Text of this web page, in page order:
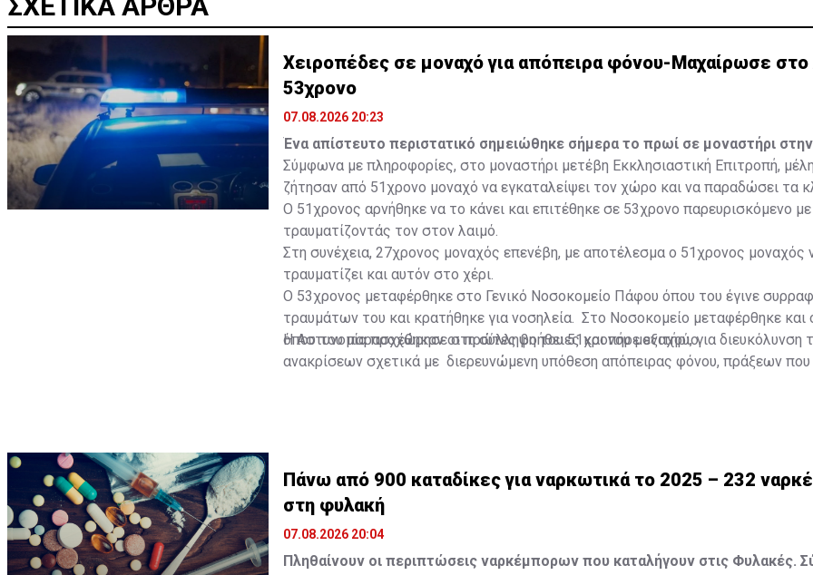
Χειροπέδες σε μοναχό για απόπειρα φόνου-Μαχαίρωσε στο
53χρονο
07.08.2026 20:23
Ένα απίστευτο περιστατικό σημειώθηκε σήμερα το πρωί σε μοναστήρι
Σύμφωνα με πληροφορίες, στο μοναστήρι μετέβη Εκκλησιαστική Επιτροπή,
ζήτησαν από 51χρονο μοναχό να εγκαταλείψει τον χώρο και να παραδώσει τα
Ο 51χρονος αρνήθηκε να το κάνει και επιτέθηκε σε 53χρονο παρευρισκόμενο με
τραυματίζοντάς τον στον λαιμό.
Στη συνέχεια, 27χρονος μοναχός επενέβη, με αποτέλεσμα ο 51χρονος μοναχός
τραυματίζει και αυτόν στο χέρι.
Ο 53χρονος μεταφέρθηκε στο Γενικό Νοσοκομείο Πάφου όπου του έγινε
τραυμάτων του και κρατήθηκε για νοσηλεία. Στο Νοσοκομείο μεταφέρθηκε και
όπου του παρασχέθηκαν οι πρώτες βοήθειες και πήρε εξιτήριο.
Η Αστυνομία προχώρησε στη σύλληψη του 51χρονου μοναχού, για διευκόλυνση
ανακρίσεων σχετικά με διερευνώμενη υπόθεση απόπειρας φόνου, πράξεων
Πάνω από 900 καταδίκες για ναρκωτικά το 2025 – 232
στη φυλακή
07.08.2026 20:04
Πληθαίνουν οι περιπτώσεις ναρκέμπορων που καταλήγουν στις Φυλακές.